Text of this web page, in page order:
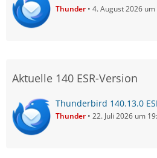
Thunder 4. August 2026 um
Aktuelle 140 ESR-Version
Thunderbird 140.13.0
Thunder 22. Juli 2026 um